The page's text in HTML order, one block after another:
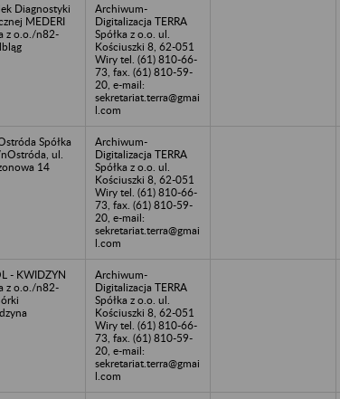
Diagnostyki
MEDERI
z o.o./n82-
Archiwum-
Digitalizacja TERRA
Spółka z o.o. ul.
Kościuszki 8, 62-051
Wiry tel. (61) 810-66-
73, fax. (61) 810-59-
20, e-mail:
sekretariat.terra@gmai
l.com
Spółka
ul.
14
Archiwum-
Digitalizacja TERRA
Spółka z o.o. ul.
Kościuszki 8, 62-051
Wiry tel. (61) 810-66-
73, fax. (61) 810-59-
20, e-mail:
sekretariat.terra@gmai
l.com
- KWIDZYN
z o.o./n82-
Archiwum-
Digitalizacja TERRA
Spółka z o.o. ul.
Kościuszki 8, 62-051
Wiry tel. (61) 810-66-
73, fax. (61) 810-59-
20, e-mail:
sekretariat.terra@gmai
l.com